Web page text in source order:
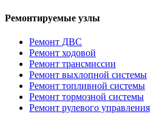
Ремонтируемые узлы
Ремонт ДВС
Ремонт ходовой
Ремонт трансмиссии
Ремонт выхлопной системы
Ремонт топливной системы
Ремонт тормозной системы
Ремонт рулевого управления